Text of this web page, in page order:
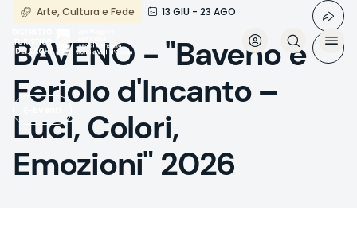
Salta
principale
Arte, Cultura e Fede 13 GIU - 23 AGO
BAVENO - "Baveno e
Feriolo d'Incanto –
Luci, Colori,
Emozioni" 2026